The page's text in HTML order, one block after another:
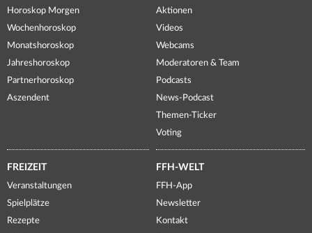
Horoskop Morgen
Wochenhoroskop
Monatshoroskop
Jahreshoroskop
Partnerhoroskop
Aszendent
Aktionen
Videos
Webcams
Moderatoren & Team
Podcasts
News-Podcast
Themen-Ticker
Voting
FREIZEIT
Veranstaltungen
Spielplätze
Rezepte
FFH-WELT
FFH-App
Newsletter
Kontakt